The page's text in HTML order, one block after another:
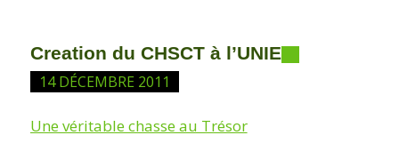
Creation du CHSCT à l’UNIE
14 DÉCEMBRE 2011
Une véritable chasse au Trésor